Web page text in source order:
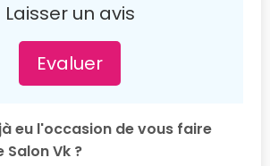
Laisser un avis
Evaluer
eu l'occasion de vous faire
Salon Vk ?